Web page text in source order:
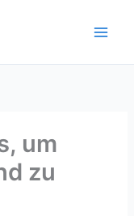
um
zu